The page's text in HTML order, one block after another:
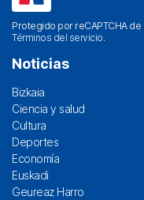
Protegido por reCAPTCHA de
Términos del servicio.
Noticias
Bizkaia
Ciencia y salud
Cultura
Deportes
Economía
Euskadi
Geureaz Harro